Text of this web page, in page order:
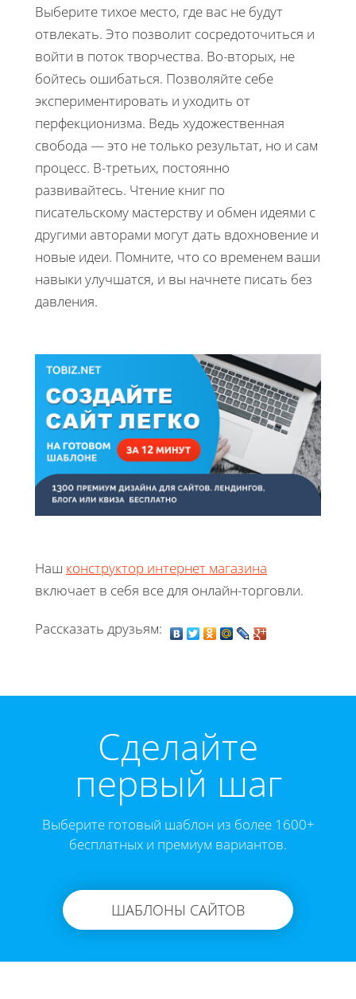
Выберите тихое место, где вас не будут
отвлекать. Это позволит сосредоточиться и
войти в поток творчества. Во-вторых, не
бойтесь ошибаться. Позволяйте себе
экспериментировать и уходить от
перфекционизма. Ведь художественная
свобода — это не только результат, но и сам
процесс. В-третьих, постоянно
развивайтесь. Чтение книг по
писательскому мастерству и обмен идеями с
другими авторами могут дать вдохновение и
новые идеи. Помните, что со временем ваши
навыки улучшатся, и вы начнете писать без
давления.
Наш конструктор интернет магазина
включает в себя все для онлайн-торговли.
Рассказать друзьям:
Cделайте
первый шаг
Выберите готовый шаблон из более 1600+
бесплатных и премиум вариантов.
ШАБЛОНЫ САЙТОВ